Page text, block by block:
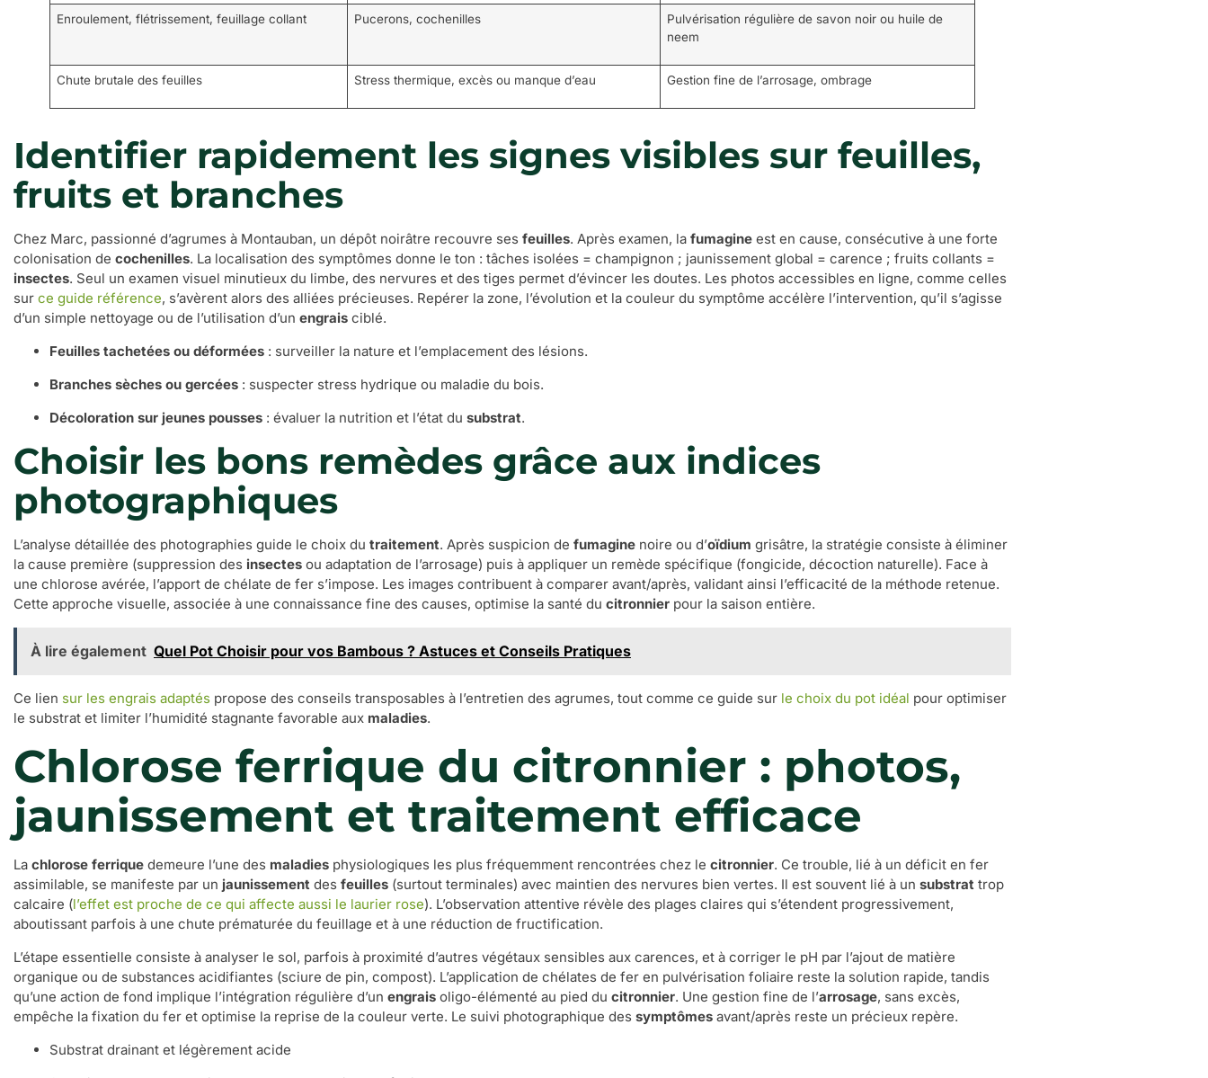
Enroulement, flétrissement, feuillage collant Pucerons, cochenilles
Pulvérisation régulière de savon noir ou huile de
neem
Chute brutale des feuilles Stress thermique, excès ou manque d’eau Gestion fine de l’arrosage, ombrage
Identifier rapidement les signes visibles sur feuilles,
fruits et branches
Chez Marc, passionné d’agrumes à Montauban, un dépôt noirâtre recouvre ses feuilles. Après examen, la fumagine est en cause, consécutive à une forte
colonisation de cochenilles. La localisation des symptômes donne le ton : tâches isolées = champignon ; jaunissement global = carence ; fruits collants =
insectes. Seul un examen visuel minutieux du limbe, des nervures et des tiges permet d’évincer les doutes. Les photos accessibles en ligne, comme celles
sur ce guide référence, s’avèrent alors des alliées précieuses. Repérer la zone, l’évolution et la couleur du symptôme accélère l’intervention, qu’il s’agisse
d’un simple nettoyage ou de l’utilisation d’un engrais ciblé.
Feuilles tachetées ou déformées : surveiller la nature et l’emplacement des lésions.
Branches sèches ou gercées : suspecter stress hydrique ou maladie du bois.
Décoloration sur jeunes pousses : évaluer la nutrition et l’état du substrat.
Choisir les bons remèdes grâce aux indices
photographiques
L’analyse détaillée des photographies guide le choix du traitement. Après suspicion de fumagine noire ou d’oïdium grisâtre, la stratégie consiste à éliminer
la cause première (suppression des insectes ou adaptation de l’arrosage) puis à appliquer un remède spécifique (fongicide, décoction naturelle). Face à
une chlorose avérée, l’apport de chélate de fer s’impose. Les images contribuent à comparer avant/après, validant ainsi l’efficacité de la méthode retenue.
Cette approche visuelle, associée à une connaissance fine des causes, optimise la santé du citronnier pour la saison entière.
À lire également Quel Pot Choisir pour vos Bambous ? Astuces et Conseils Pratiques
Ce lien sur les engrais adaptés propose des conseils transposables à l’entretien des agrumes, tout comme ce guide sur le choix du pot idéal pour optimiser
le substrat et limiter l’humidité stagnante favorable aux maladies.
Chlorose ferrique du citronnier : photos,
jaunissement et traitement efficace
La chlorose ferrique demeure l’une des maladies physiologiques les plus fréquemment rencontrées chez le citronnier. Ce trouble, lié à un déficit en fer
assimilable, se manifeste par un jaunissement des feuilles (surtout terminales) avec maintien des nervures bien vertes. Il est souvent lié à un substrat trop
calcaire (l’effet est proche de ce qui affecte aussi le laurier rose). L’observation attentive révèle des plages claires qui s’étendent progressivement,
aboutissant parfois à une chute prématurée du feuillage et à une réduction de fructification.
L’étape essentielle consiste à analyser le sol, parfois à proximité d’autres végétaux sensibles aux carences, et à corriger le pH par l’ajout de matière
organique ou de substances acidifiantes (sciure de pin, compost). L’application de chélates de fer en pulvérisation foliaire reste la solution rapide, tandis
qu’une action de fond implique l’intégration régulière d’un engrais oligo-élémenté au pied du citronnier. Une gestion fine de l’arrosage, sans excès,
empêche la fixation du fer et optimise la reprise de la couleur verte. Le suivi photographique des symptômes avant/après reste un précieux repère.
Substrat drainant et légèrement acide